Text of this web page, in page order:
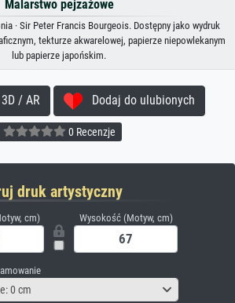
Malarstwo pejzażowe
· Sir Peter Francis Bourgeois. Dostępny jako wydruk
tekturze akwarelowej, papierze niepowlekanym
lub papierze japońskim.
/ AR Dodaj do ulubionych
0 Recenzje
druk artystyczny
cm) Wysokość (Motyw, cm)
0 cm